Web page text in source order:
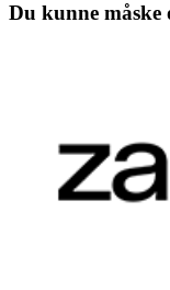
Du kunne måske